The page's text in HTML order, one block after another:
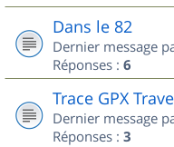
Dans le 82
Dernier message
Réponses : 6
Trace GPX
Dernier message
Réponses : 3